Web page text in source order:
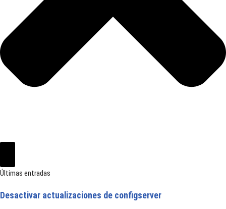
Últimas entradas
Desactivar actualizaciones de configserver